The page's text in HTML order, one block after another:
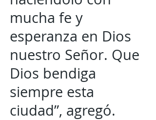
mucha fe y
esperanza en Dios
nuestro Señor. Que
Dios bendiga
siempre esta
ciudad”, agregó.